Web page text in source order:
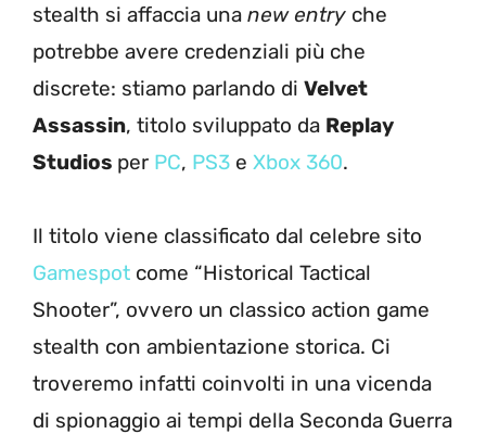
stealth si affaccia una new entry che
potrebbe avere credenziali più che
discrete: stiamo parlando di Velvet
Assassin, titolo sviluppato da Replay
Studios per PC, PS3 e Xbox 360.
Il titolo viene classificato dal celebre sito
Gamespot come “Historical Tactical
Shooter”, ovvero un classico action game
stealth con ambientazione storica. Ci
troveremo infatti coinvolti in una vicenda
di spionaggio ai tempi della Seconda Guerra